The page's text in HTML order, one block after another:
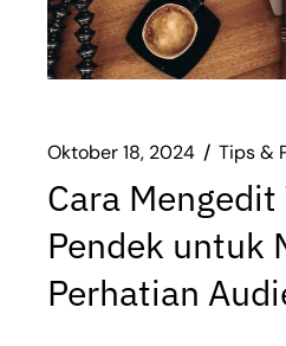
Oktober 18, 2024 Tips &
Cara Mengedit
Pendek untuk
Perhatian